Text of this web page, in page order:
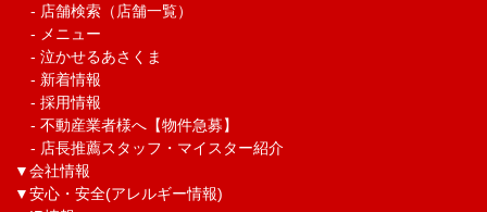
- 店舗検索（店舗一覧）
- メニュー
-泣かせるあさくま
- 新着情報
-採用情報
-不動産業者様へ【物件急募】
- 店長推薦スタッフ・マイスター紹介
▼会社情報
▼安心・安全(アレルギー情報)